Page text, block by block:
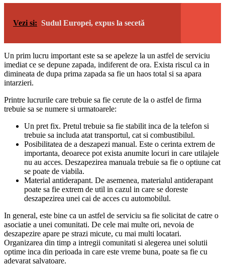
Vezi si: Sudul Europei, expus la secetă
Un prim lucru important este sa se apeleze la un astfel de serviciu
imediat ce se depune zapada, indiferent de ora. Exista riscul ca in
dimineata de dupa prima zapada sa fie un haos total si sa apara
intarzieri.
Printre lucrurile care trebuie sa fie cerute de la o astfel de firma
trebuie sa se numere si urmatoarele:
Un pret fix. Pretul trebuie sa fie stabilit inca de la telefon si
trebuie sa includa atat transportul, cat si combustibilul.
Posibilitatea de a deszapezi manual. Este o cerinta extrem de
importanta, deoarece pot exista anumite locuri in care utilajele
nu au acces. Deszapezirea manuala trebuie sa fie o optiune cat
se poate de viabila.
Material antiderapant. De asemenea, materialul antiderapant
poate sa fie extrem de util in cazul in care se doreste
deszapezirea unei cai de acces cu automobilul.
In general, este bine ca un astfel de serviciu sa fie solicitat de catre o
asociatie a unei comunitati. De cele mai multe ori, nevoia de
deszapezire apare pe strazi micute, cu mai multi locatari.
Organizarea din timp a intregii comunitati si alegerea unei solutii
optime inca din perioada in care este vreme buna, poate sa fie cu
adevarat salvatoare.